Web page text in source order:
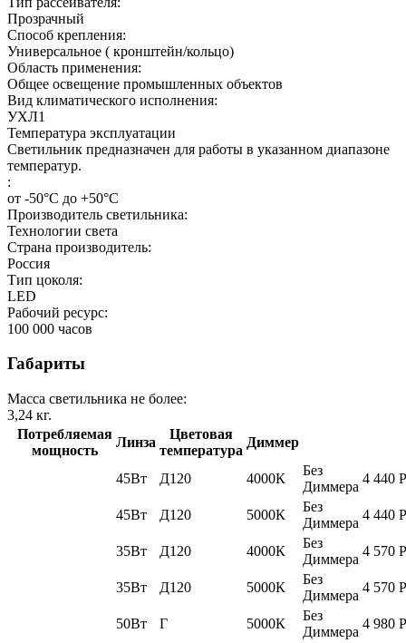
Прозрачный
Способ крепления:
Универсальное ( кронштейн/кольцо)
Область применения:
Общее освещение промышленных объектов
Вид климатического исполнения:
УХЛ1
Температура эксплуатации
Светильник предназначен для работы в указанном диапазоне
температур.
:
от -50°C до +50°C
Производитель светильника:
Технологии света
Страна производитель:
Россия
Тип цоколя:
LED
Рабочий ресурс:
100 000 часов
Габариты
Масса светильника не более:
3,24 кг.
Потребляемая
мощность
Линза
Цветовая
температура
Диммер
45Вт Д120 4000К
Без
Диммера
4 440 Р
45Вт Д120 5000К
Без
Диммера
4 440 Р
35Вт Д120 4000К
Без
Диммера
4 570 Р
35Вт Д120 5000К
Без
Диммера
4 570 Р
50Вт Г 5000К
Без
Диммера
4 980 Р